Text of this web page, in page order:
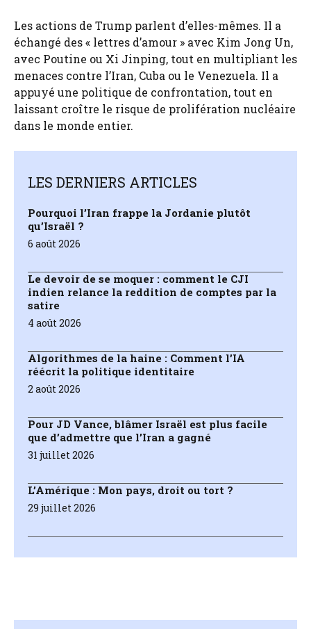
Les actions de Trump parlent d’elles-mêmes. Il a
échangé des « lettres d’amour » avec Kim Jong Un,
avec Poutine ou Xi Jinping, tout en multipliant les
menaces contre l’Iran, Cuba ou le Venezuela. Il a
appuyé une politique de confrontation, tout en
laissant croître le risque de prolifération nucléaire
dans le monde entier.
LES DERNIERS ARTICLES
Pourquoi l’Iran frappe la Jordanie plutôt
qu’Israël ?
6 août 2026
Le devoir de se moquer : comment le CJI
indien relance la reddition de comptes par la
satire
4 août 2026
Algorithmes de la haine : Comment l’IA
réécrit la politique identitaire
2 août 2026
Pour JD Vance, blâmer Israël est plus facile
que d’admettre que l’Iran a gagné
31 juillet 2026
L’Amérique : Mon pays, droit ou tort ?
29 juillet 2026